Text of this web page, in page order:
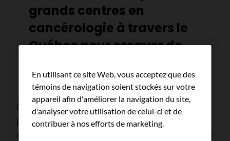
grands centres en
cancérologie à travers le
Québec pour essayer de
Cette approche collaborative est essentielle
pour faire progresser la recherche sur le
cancer. Aujourd’hui, la Société canadienne du
En utilisant ce site Web, vous acceptez que des
témoins de navigation soient stockés sur votre
appareil afin d'améliorer la navigation du site,
d'analyser votre utilisation de celui-ci et de
contribuer à nos efforts de marketing.